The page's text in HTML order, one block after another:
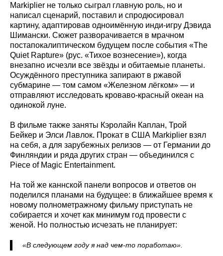
Markiplier не только сыграл главную роль, но и
написал сценарий, поставил и спродюсировал
картину, адаптировав одноимённую инди-игру Дэвида
Шимански. Сюжет разворачивается в мрачном
постапокалиптическом будущем после события «The
Quiet Rapture» (рус. «Тихое вознесение»), когда
внезапно исчезли все звёзды и обитаемые планеты.
Осуждённого преступника запирают в ржавой
субмарине — том самом «Железном лёгком» — и
отправляют исследовать кроваво-красный океан на
одинокой луне.
В фильме также заняты Кэролайн Каплан, Трой
Бейкер и Элси Лавлок. Прокат в США Markiplier взял
на себя, а для зарубежных релизов — от Германии до
Финляндии и ряда других стран — объединился с
Piece of Magic Entertainment.
На той же каннской панели вопросов и ответов он
поделился планами на будущее: в ближайшее время к
новому полнометражному фильму приступать не
собирается и хочет как минимум год провести с
женой. Но полностью исчезать не планирует:
«В следующем году я над чем‑то поработаю».